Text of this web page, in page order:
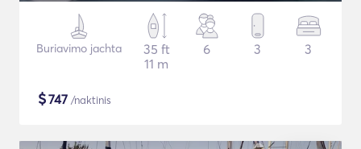
Buriavimo jachta
35 ft
11 m
6 3 3
$747 /naktinis